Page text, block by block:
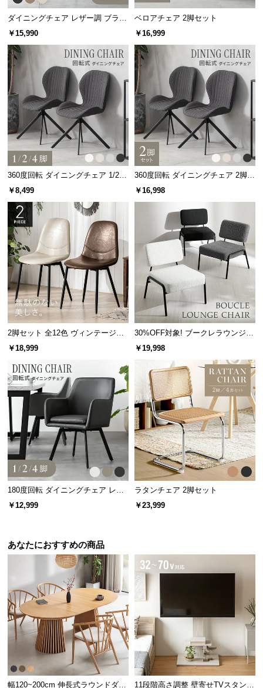
の
配
送
に
梱
設
置
サ
ビ
ス
に
つ
い
て
搬
入
経
路
に
い
て
返
品・
キ
ャ
ン
セ
ル
に
て
証
に
つ
い
会
員
ダイニングチェア レザー調 ブラッ
ク脚 2脚/4脚セット 包み込むフォ
￥15,990
ベロアチェア 2脚セット
￥16,999
360度回転 ダイニングチェア 1/2/4
脚セット
￥8,499
360度回転 ダイニングチェア 2脚セ
ット
￥16,998
2脚セット 全12色 ヴィンテージ調
デザイナーズシェルチェア
￥18,999
30%OFF対象! ブークレラウンジチ
ェア
￥19,998
180度回転 ダイニングチェア レザ
ー調 1/2/4脚セット スチールレッグ
￥12,999
ラタンチェア 2脚セット
￥23,999
あなたにおすすめの商品
幅120~200cm 伸長式ラウンドダイ
11段階高さ調整 壁寄せTVスタンド